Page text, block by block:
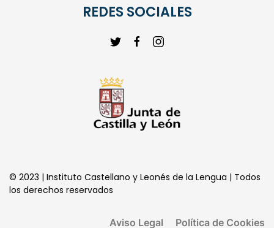
REDES SOCIALES
© 2023 | Instituto Castellano y Leonés de la Lengua | Todos
los derechos reservados
Aviso Legal Política de Cookies